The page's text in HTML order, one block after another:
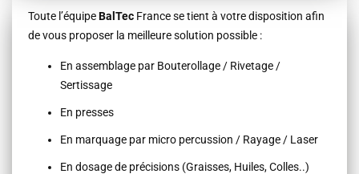
Contenu
Toute l’équipeBal Tec France se tient à votre disposition afin
de vous proposer la meilleure solution possible :
En assemblage par Bouterollage / Rivetage /
Sertissage
En presses
En marquage par micro percussion / Rayage / Laser
En dosagede précisions (Graisses, Huiles, Colles..)